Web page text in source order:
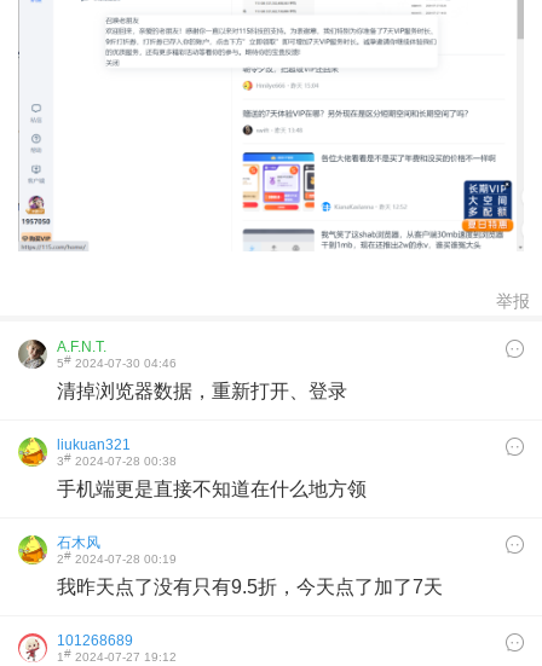
举报
A.F.N.T.
5# 2024-07-30 04:46
清掉浏览器数据，重新打开、登录
liukuan321
3# 2024-07-28 00:38
手机端更是直接不知道在什么地方领
石木风
2# 2024-07-28 00:19
我昨天点了没有只有9.5折，今天点了加了7天
101268689
1# 2024-07-27 19:12